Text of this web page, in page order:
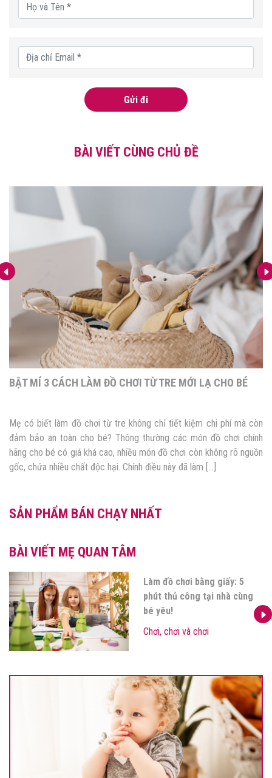
Gửi đi
BÀI VIẾT CÙNG CHỦ ĐỀ
SÁNG TẠO TỪ VÔ VÀN CÁCH LÀM ĐỒ CHƠI BẰNG GIẤY
Làm đồ chơi bằng giấy màu chắc chắn sẽ tạo được sự thu hút của
bé yêu đó mẹ. Hơn thế nữa, làm đồ chơi cùng bé vừa tăng sự gắn
kết tình cảm giữa mẹ và bé, vừa rèn luyện cho bé khả năng tư duy,
nhận biết màu sắc. Hãy cùng Góc của […]
SẢN PHẨM BÁN CHẠY NHẤT
BÀI VIẾT MẸ QUAN TÂM
Làm đồ chơi từ quả cầu lông:
kích thích trí tưởng tượng
của bé yêu
Chơi, chơi và chơi